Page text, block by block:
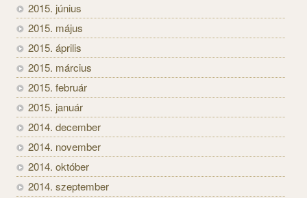
2015. június
2015. május
2015. április
2015. március
2015. február
2015. január
2014. december
2014. november
2014. október
2014. szeptember